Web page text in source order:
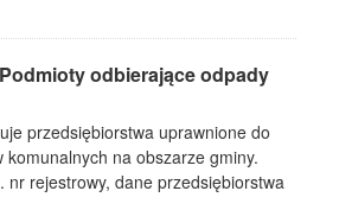
odbierające odpady
przedsiębiorstwa uprawnione do
na obszarze gminy.
nr rejestrowy, dane przedsiębiorstwa